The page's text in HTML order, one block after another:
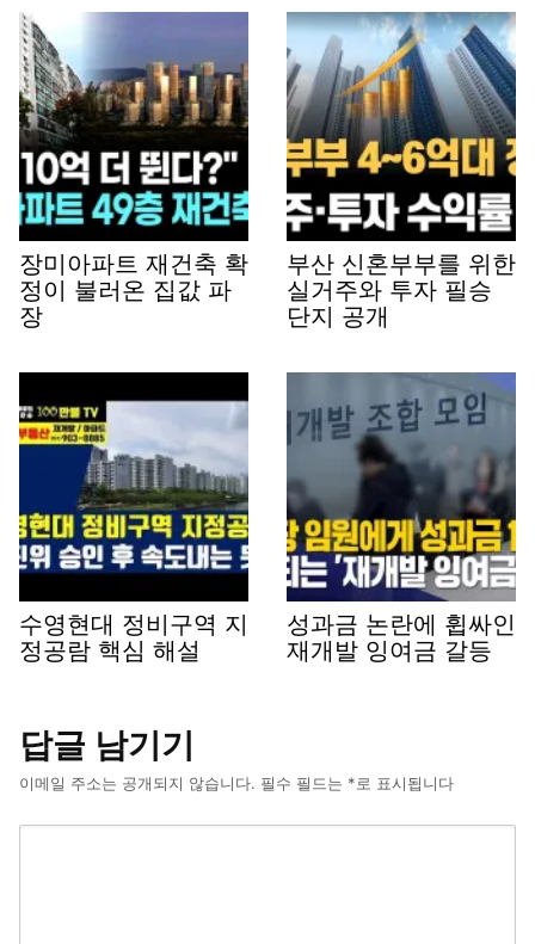
장미아파트 재건축 확
정이 불러온 집값 파
장
부산 신혼부부를 위한
실거주와 투자 필승
단지 공개
수영현대 정비구역 지
정공람 핵심 해설
성과금 논란에 휩싸인
재개발 잉여금 갈등
답글 남기기
이메일 주소는 공개되지 않습니다. 필수 필드는 *로 표시됩니다